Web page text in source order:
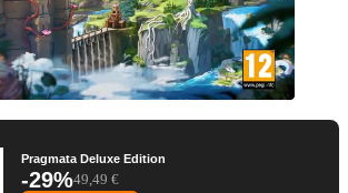
Pragmata Deluxe Edition
-29%49,49 €